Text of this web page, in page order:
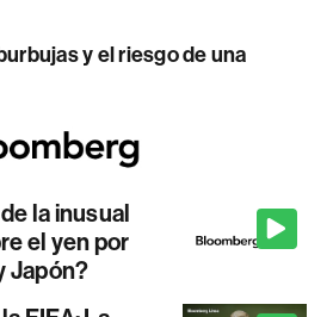
y el riesgo de una
la inusual
el yen por
Japón?